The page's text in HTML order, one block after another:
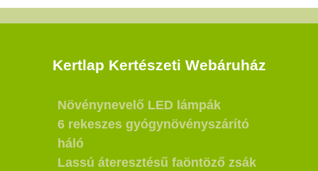
Kertlap Kertészeti Webáruház
Növénynevelő LED lámpák
6 rekeszes gyógynövényszárító
háló
Lassú áteresztésű faöntöző zsák